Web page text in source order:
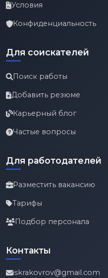
Условия
Конфиденциальность
Для соискателей
Поиск работы
Добавить резюме
Карьерный блог
Частые вопросы
Для работодателей
Разместить вакансию
Тарифы
Подбор персонала
Контакты
iskrakovrov@gmail.com